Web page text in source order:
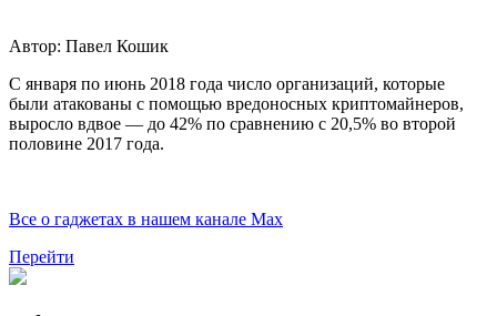
Автор: Павел Кошик
С января по июнь 2018 года число организаций, которые
были атакованы с помощью вредоносных криптомайнеров,
выросло вдвое — до 42% по сравнению с 20,5% во второй
половине 2017 года.
Все о гаджетах в нашем канале Max
Перейти